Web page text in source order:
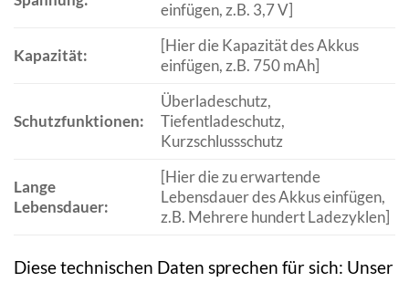
einfügen, z.B. 3,7 V]
Kapazität:
[Hier die Kapazität des Akkus
einfügen, z.B. 750 mAh]
Schutzfunktionen:
Überladeschutz,
Tiefentladeschutz,
Kurzschlussschutz
Lange
Lebensdauer:
[Hier die zu erwartende
Lebensdauer des Akkus einfügen,
z.B. Mehrere hundert Ladezyklen]
Diese technischen Daten sprechen für sich: Unser